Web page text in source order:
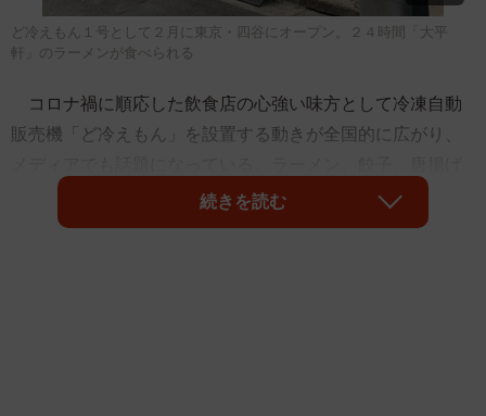
ど冷えもん１号として２月に東京・四谷にオープン。２４時間「大平
軒」のラーメンが食べられる
コロナ禍に順応した飲食店の心強い味方として冷凍自動
販売機「ど冷えもん」を設置する動きが全国的に広がり、
といった人気メニューを２４時間、非対面、非接触で購入
できるのが人気の理由。斬新なネーミングの未来型自販機
続きを読む